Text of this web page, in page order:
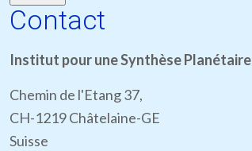
Contact
Institut pour une Synthèse Planétaire
Chemin de l'Etang 37,
CH-1219 Châtelaine-GE
Suisse